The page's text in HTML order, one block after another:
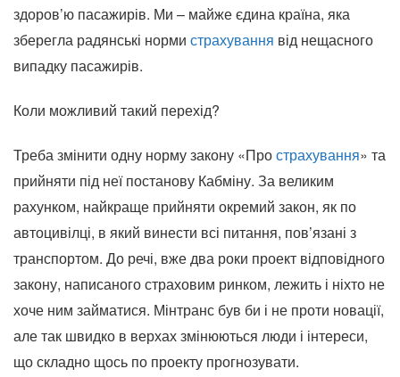
здоров’ю пасажирів. Ми – майже єдина країна, яка
зберегла радянські норми страхування від нещасного
випадку пасажирів.
Коли можливий такий перехід?
Треба змінити одну норму закону «Прострахування» та
прийняти під неї постанову Кабміну. За великим
рахунком, найкраще прийняти окремий закон, як по
автоцивілці, в який винести всі питання, пов’язані з
транспортом. До речі, вже два роки проект відповідного
закону, написаного страховим ринком, лежить і ніхто не
хоче ним займатися. Мінтранс був би і не проти новації,
але так швидко в верхах змінюються люди і інтереси,
що складно щось по проекту прогнозувати.